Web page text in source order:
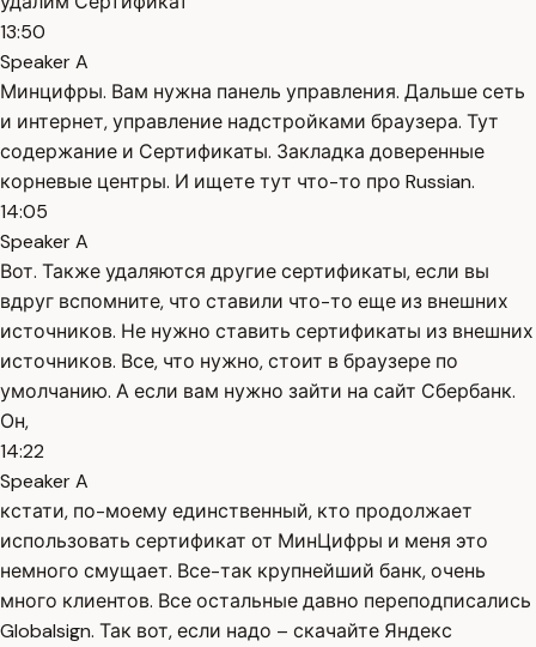
13:50
Speaker A
Минцифры. Вам нужна панель управления. Дальше сеть
и интернет, управление надстройками браузера. Тут
содержание и Сертификаты. Закладка доверенные
корневые центры. И ищете тут что-то про Russian.
14:05
Speaker A
Вот. Также удаляются другие сертификаты, если вы
вдруг вспомните, что ставили что-то еще из внешних
источников. Не нужно ставить сертификаты из внешних
источников. Все, что нужно, стоит в браузере по
умолчанию. А если вам нужно зайти на сайт Сбербанк.
Он,
14:22
Speaker A
кстати, по-моему единственный, кто продолжает
использовать сертификат от МинЦифры и меня это
немного смущает. Все-так крупнейший банк, очень
много клиентов. Все остальные давно переподписались
Globalsign. Так вот, если надо – скачайте Яндекс